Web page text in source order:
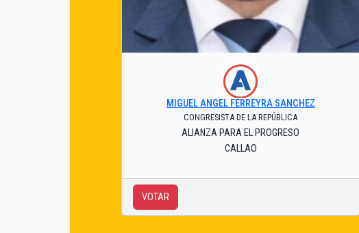
MIGUEL ANGEL FERREYRA SANCHEZ
CONGRESISTA DE LA REPÚBLICA
ALIANZA PARA EL PROGRESO
CALLAO
VOTAR